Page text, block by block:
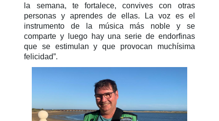
la semana, te fortalece, convives con otras
personas y aprendes de ellas. La voz es el
instrumento de la música más noble y se
comparte y luego hay una serie de endorfinas
que se estimulan y que provocan muchísima
felicidad”.